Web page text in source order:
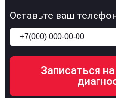
Оставьте ваш